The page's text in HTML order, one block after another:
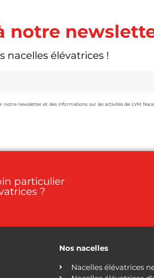
notre
nacelles élévatrices !
newsletter et des informations sur les activités de LVM
particulier
?
Nos nacelles
Nacelles élévatrices